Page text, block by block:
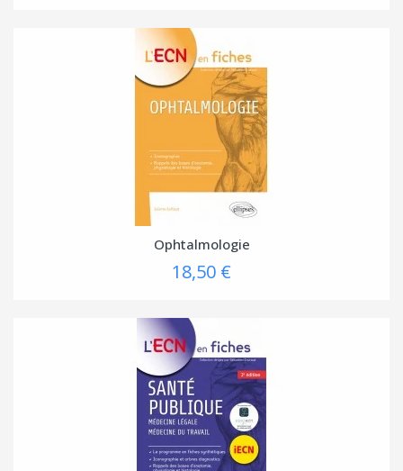
Ophtalmologie
18,50 €